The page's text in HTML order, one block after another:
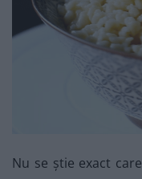
Nu se știe exact